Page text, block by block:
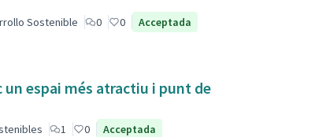
Sostenible 0 0 Acceptada
un espai més atractiu i punt de
1 0 Acceptada